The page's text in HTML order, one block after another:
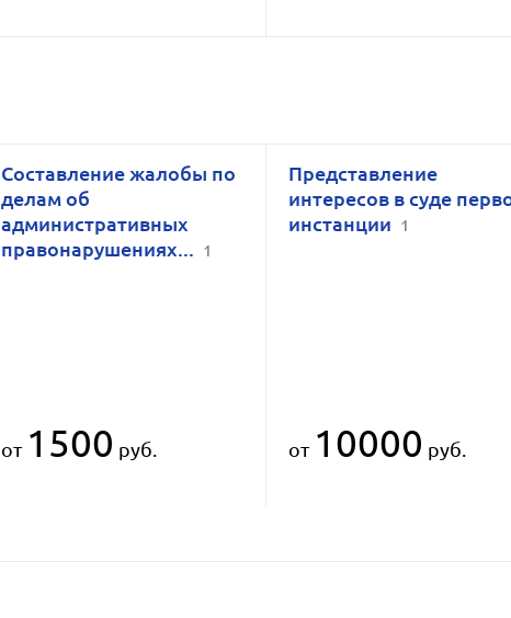
Составление жалобы по
делам об
административных
правонарушениях... 1
Представление
интересов в суде
инстанции 1
от 1500 руб. от 10000 руб.